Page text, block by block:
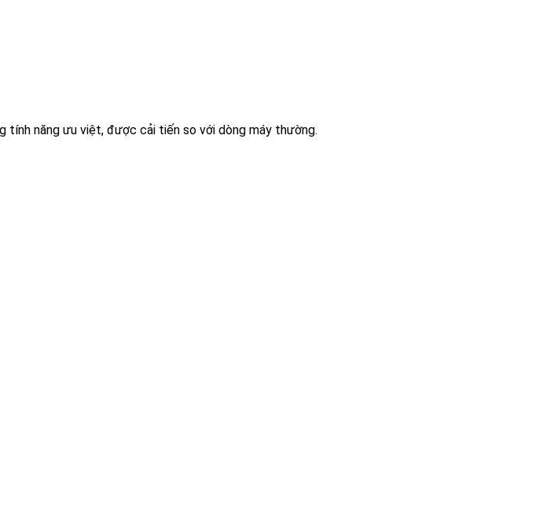
tính năng ưu việt, được cải tiến so với dòng máy thường.